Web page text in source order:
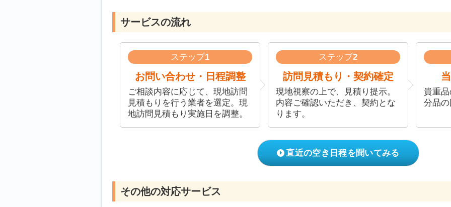
サービスの流れ
ステップ1
お問い合わせ・日程調整
ご相談内容に応じて、現地訪問
見積もりを行う業者を選定。現
地訪問見積もり実施日を調整。
ステップ2
訪問見積もり・契約確定
現地視察の上で、見積り提示。
内容ご確認いただき、契約とな
ります。
貴重
分品
直近の空き日程を聞いてみる
その他の対応サービス